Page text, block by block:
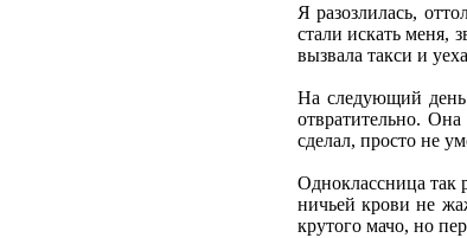
Я разозлилась,
стали искать меня,
вызвала такси и
На следующий день
отвратительно.
сделал, просто не
Одноклассница так
ничьей крови не
крутого мачо, но